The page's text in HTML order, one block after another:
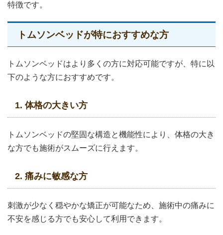
特徴です。
トムソンベッドが特におすすめな方
トムソンベッドはより多くの方に対応可能ですが、特に以
下のような方におすすめです。
1. 体格の大きい方
トムソンベッドの堅固な構造と機能性により、体格の大き
な方でも施術がスムーズに行えます。
2. 痛みに敏感な方
刺激が少なく穏やかな矯正が可能なため、施術中の痛みに
不安を感じる方でも安心して利用できます。